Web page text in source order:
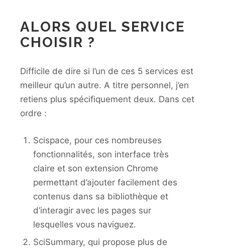
ALORS QUEL SERVICE
CHOISIR ?
Difficile de dire si l’un de ces 5 services est
meilleur qu’un autre. A titre personnel, j’en
retiens plus spécifiquement deux. Dans cet
ordre :
Scispace, pour ces nombreuses
fonctionnalités, son interface très
claire et son extension Chrome
permettant d’ajouter facilement des
contenus dans sa bibliothèque et
d’interagir avec les pages sur
lesquelles vous naviguez.
SciSummary, qui propose plus de